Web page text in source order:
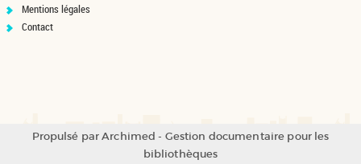
Mentions légales
Contact
Propulsé parArchimed - Gestion documentaire pour les
bibliothèques